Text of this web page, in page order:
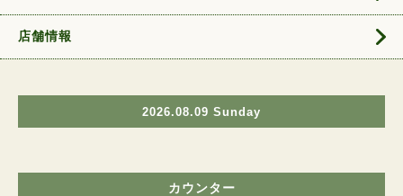
店舗情報
2026.08.09 Sunday
カウンター